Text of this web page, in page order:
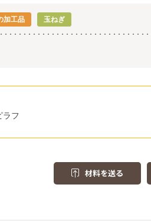
加工品 玉ねぎ
ラフ
材料を送る